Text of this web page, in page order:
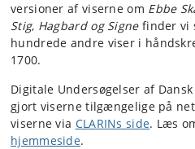
versioner af viserne om Ebbe
Stig, Hagbard og Signefinder vi
hundrede andre viser i
1700.
Digitale Undersøgelser af Dansk
gjort viserne tilgængelige på
viserne via CLARINs side. Læs
hjemmeside.